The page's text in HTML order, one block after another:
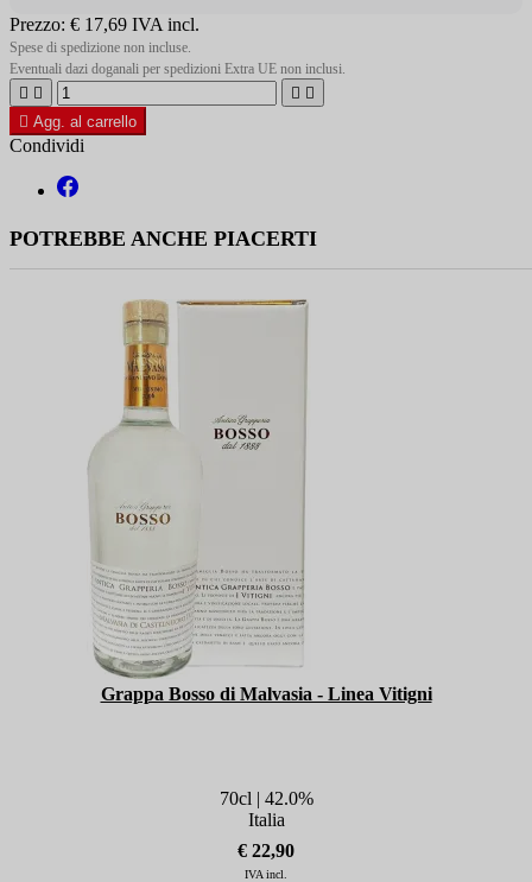
Prezzo: € 17,69 IVA incl.
Spese di spedizione non incluse.
Eventuali dazi doganali per spedizioni Extra UE non inclusi.
   
 Agg. al carrello
Condividi
POTREBBE ANCHE PIACERTI
Grappa Bosso di Malvasia - Linea Vitigni
70cl | 42.0%
Italia
€ 22,90
IVA incl.